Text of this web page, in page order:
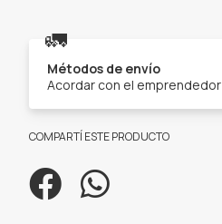
🚛
Métodos de envío
Acordar con el emprendedor
COMPARTÍ ESTE PRODUCTO